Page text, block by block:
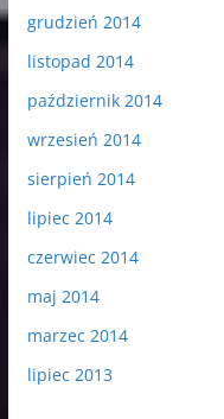
grudzień 2014
listopad 2014
październik 2014
wrzesień 2014
sierpień 2014
lipiec 2014
czerwiec 2014
maj 2014
marzec 2014
lipiec 2013